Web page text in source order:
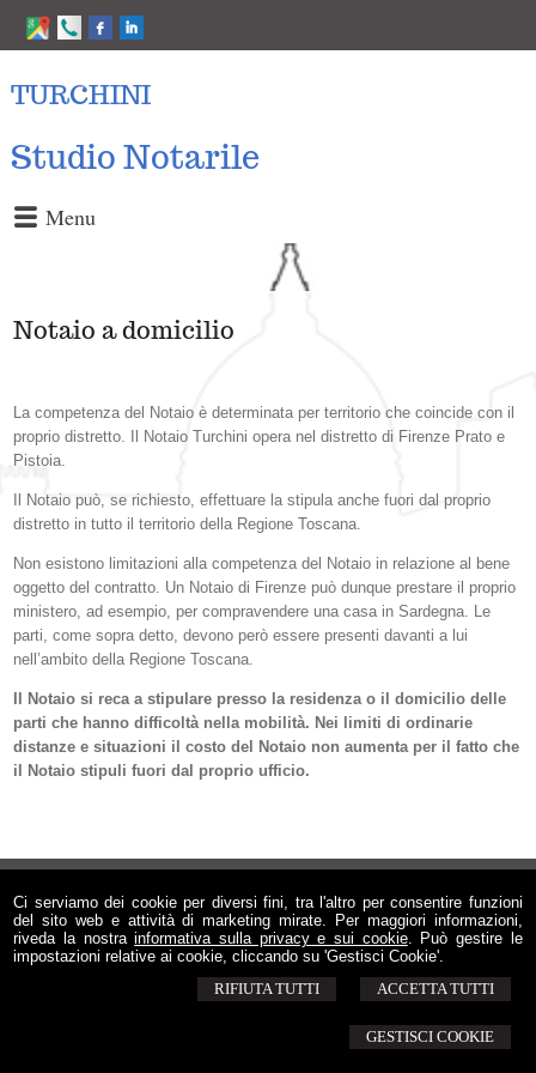
Ci serviamo dei cookie per diversi fini, tra l'altro per consentire funzioni
del sito web e attività di marketing mirate. Per maggiori informazioni,
riveda la nostrainformativa sulla privacy e sui cookie. Può gestire le
impostazioni relative ai cookie, cliccando su 'Gestisci Cookie'.
ACCETTA TUTTI
RIFIUTA TUTTI
GESTISCI COOKIE
TURCHINI
Studio Notarile
Menu
Notaio a domicilio
La competenza del Notaio è determinata per territorio che coincide con il
proprio distretto. Il Notaio Turchini opera nel distretto di Firenze Prato e
Pistoia.
Il Notaio può, se richiesto, effettuare la stipula anche fuori dal proprio
distretto in tutto il territorio della Regione Toscana.
Non esistono limitazioni alla competenza del Notaio in relazione al bene
oggetto del contratto. Un Notaio di Firenze può dunque prestare il proprio
ministero, ad esempio, per compravendere una casa in Sardegna. Le
parti, come sopra detto, devono però essere presenti davanti a lui
nell’ambito della Regione Toscana.
Il Notaio si reca a stipulare presso la residenza o il domicilio delle
parti che hanno difficoltà nella mobilità. Nei limiti di ordinarie
distanze e situazioni il costo del Notaio non aumenta per il fatto che
il Notaio stipuli fuori dal proprio ufficio.
© 2026 Copyright TURCHINI Studio Notarile. Tutti i diritti riservati | P.IVA
02257090460 |Note legali- Privacy-Cookie Policy-Sitemap-Gestisci Cookie
-Credits